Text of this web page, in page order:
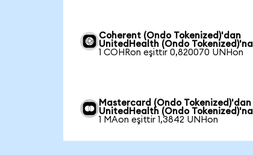
Coherent (Ondo Tokenized)'dan
UnitedHealth (Ondo Tokenized)'na
1 COHRon eşittir 0,820070 UNHon
Mastercard (Ondo Tokenized)'dan
UnitedHealth (Ondo Tokenized)'na
1 MAon eşittir 1,3842 UNHon